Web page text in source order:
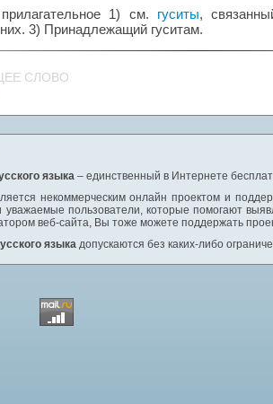
прилагательное 1) см. гуситы,
3) Принадлежащий гуситам.
СЛОВО
языка – единственный в Интернете
некоммерческим онлайн проектом и
уважаемые пользователи, которые помогают
веб-сайта, Вы тоже можете поддержать
языка допускаются без каких-либо